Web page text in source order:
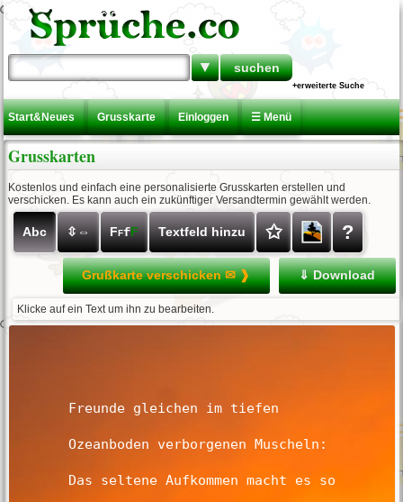
▼
+erweiterte Suche
Start&Neues Grusskarte Einloggen ☰ Menü
Grusskarten
Kostenlos und einfach eine personalisierte Grusskarten erstellen und
verschicken. Es kann auch ein zukünftiger Versandtermin gewählt werden.
Abc ⇳⇔ FFfF Textfeld hinzu ✩ ?
⇓ Download
Grußkarte verschicken ✉ ❱
Klicke auf ein Text um ihn zu bearbeiten.